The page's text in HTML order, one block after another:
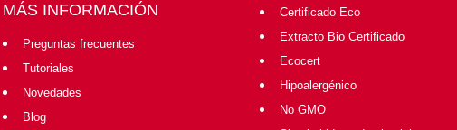
MÁS INFORMACIÓN
Preguntas frecuentes
Tutoriales
Novedades
Blog
Certificado Eco
Extracto Bio Certificado
Ecocert
Hipoalergénico
No GMO